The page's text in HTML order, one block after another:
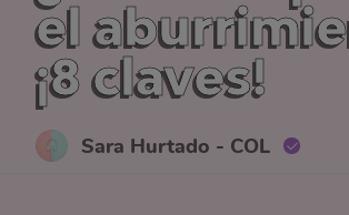
el
¡8 claves!
Sara Hurtado - COL